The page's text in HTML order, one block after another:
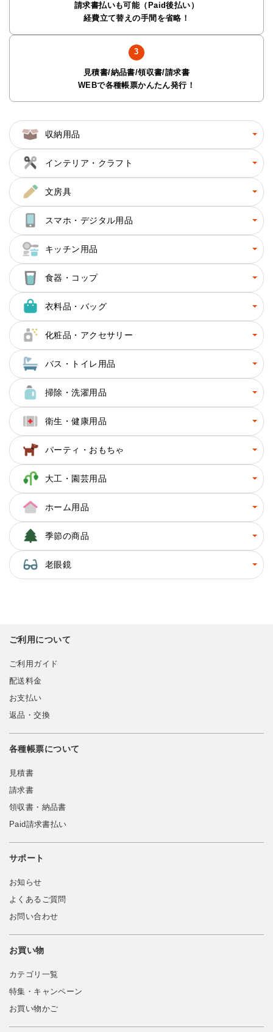
請求書払いも可能（Paid後払い）
経費立て替えの手間を省略！
見積書/納品書/領収書/請求書
WEBで各種帳票かんたん発行！
収納用品
インテリア・クラフト
文房具
スマホ・デジタル用品
キッチン用品
食器・コップ
衣料品・バッグ
化粧品・アクセサリー
バス・トイレ用品
掃除・洗濯用品
衛生・健康用品
パーティ・おもちゃ
大工・園芸用品
ホーム用品
季節の商品
老眼鏡
ご利用について
ご利用ガイド
配送料金
お支払い
返品・交換
各種帳票について
見積書
請求書
領収書・納品書
Paid請求書払い
サポート
お知らせ
よくあるご質問
お問い合わせ
お買い物
カテゴリ一覧
特集・キャンペーン
お買い物かご